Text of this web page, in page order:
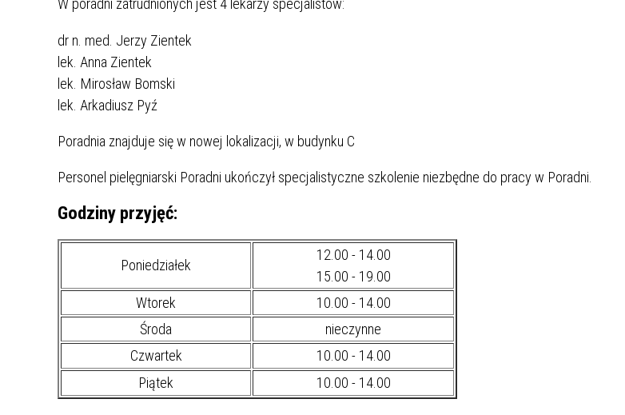
HISTORIA SZPITALA
NASZA MISJA
MEDIA O NAS
GAZETKA
WYRÓŻNIENIA
MUZEUM
ZAKRES UDZIELANYCH ŚWIADCZEŃ PRAWA PACJENTA
W poradni zatrudnionych jest 4 lekarzy specjalistów:
dr n. med. Jerzy Zientek
lek. Anna Zientek
lek. Mirosław Bomski
lek. Arkadiusz Pyź
Poradnia znajduje się w nowej lokalizacji, w budynku C
Personel pielęgniarski Poradni ukończył specjalistyczne szkolenie niezbędne do pracy w Poradni.
Godziny przyjęć:
Poniedziałek
12.00 - 14.00
15.00 - 19.00
Wtorek
10.00 - 14.00
Środa
nieczynne
Czwartek
10.00 - 14.00
Piątek
10.00 - 14.00